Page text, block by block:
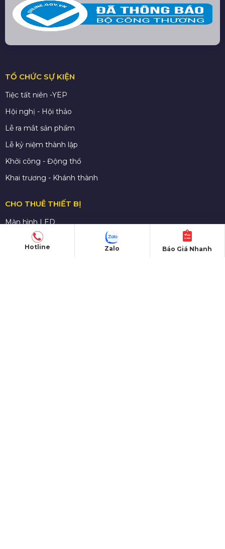
TỔ CHỨC SỰ KIỆN
Tiệc tất niên -YEP
Hội nghị - Hội thảo
Lễ ra mắt sản phẩm
Lễ kỷ niệm thành lập
Khởi công - Động thổ
Khai trương - Khánh thành
CHO THUÊ THIẾT BỊ
Màn hình LED
Nhà bạt sự kiện
Hotline Báo Giá Nhanh
Zalo